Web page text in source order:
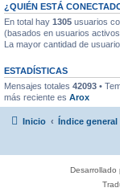
¿QUIÉN ESTÁ
En total hay 1305 usuarios
(basados en usuarios
La mayor cantidad de
ESTADÍSTICAS
Mensajes totales 42093 •
más reciente es Arox
Inicio Índice general
Desarrollado